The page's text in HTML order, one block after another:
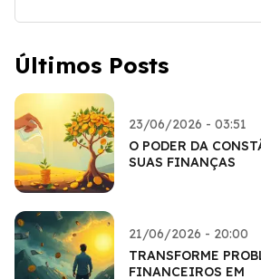
Últimos Posts
23/06/2026 - 03:51
O PODER DA
SUAS FINANÇAS
21/06/2026 - 20:00
TRANSFORME
FINANCEIROS EM